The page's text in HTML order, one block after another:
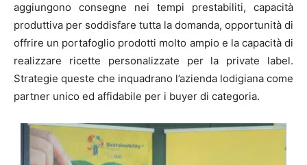
aggiungono consegne nei tempi prestabiliti, capacità
produttiva per soddisfare tutta la domanda, opportunità di
offrire un portafoglio prodotti molto ampio e la capacità di
realizzare ricette personalizzate per la private label.
Strategie queste che inquadrano l’azienda lodigiana come
partner unico ed affidabile per i buyer di categoria.